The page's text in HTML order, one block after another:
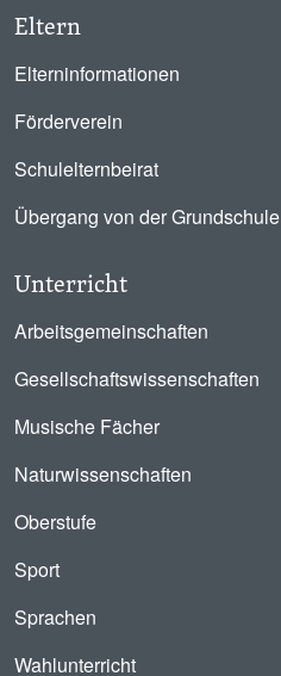
Eltern
Elterninformationen
Förderverein
Schulelternbeirat
Übergang von der Grundschule
Unterricht
Arbeitsgemeinschaften
Gesellschaftswissenschaften
Musische Fächer
Naturwissenschaften
Oberstufe
Sport
Sprachen
Wahlunterricht